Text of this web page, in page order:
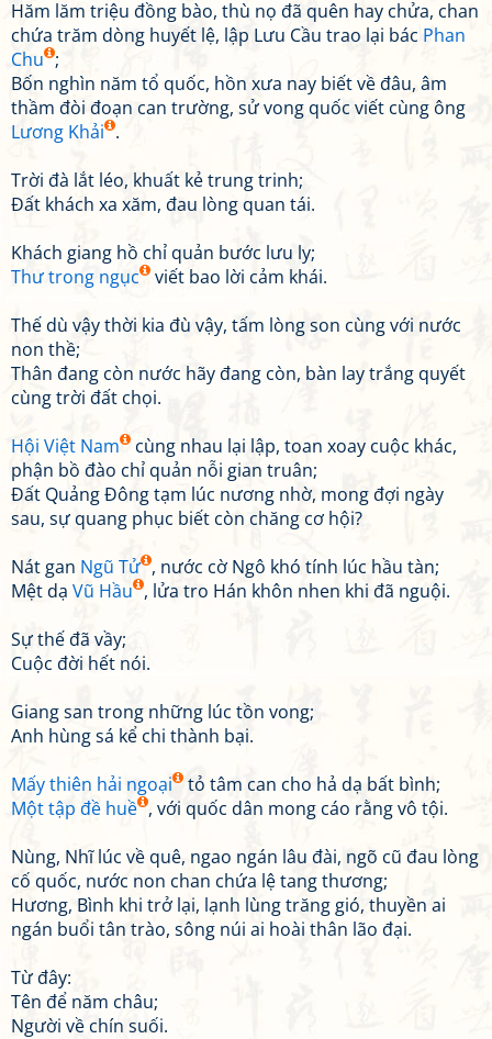
Hăm lăm triệu đồng bào, thù nọ đã quên hay chửa, chan
chứa trăm dòng huyết lệ, lập Lưu Cầu trao lại bác Phan
Chu ;
Bốn nghìn năm tổ quốc, hồn xưa nay biết về đâu, âm
thầm đòi đoạn can trường, sử vong quốc viết cùng ông
Lương Khải .
Trời đà lắt léo, khuất kẻ trung trinh;
Đất khách xa xăm, đau lòng quan tái.
Khách giang hồ chỉ quản bước lưu ly;
Thư trong ngục
viết bao lời cảm khái.
Thế dù vậy thời kia đù vậy, tấm lòng son cùng với nước
non thề;
Thân đang còn nước hãy đang còn, bàn lay trắng quyết
cùng trời đất chọi.
Hội Việt Nam
cùng nhau lại lập, toan xoay cuộc khác,
phận bồ đào chỉ quản nỗi gian truân;
Đất Quảng Đông tạm lúc nương nhờ, mong đợi ngày
sau, sự quang phục biết còn chăng cơ hội?
Nát gan Ngũ Tử , nước cờ Ngô khó tính lúc hầu tàn;
Mệt dạ Vũ Hầu , lửa tro Hán khôn nhen khi đã nguội.
Sự thế đã vầy;
Cuộc đời hết nói.
Giang san trong những lúc tồn vong;
Anh hùng sá kể chi thành bại.
Mấy thiên hải ngoại
tỏ tâm can cho hả dạ bất bình;
Một tập đề huề , với quốc dân mong cáo rằng vô tội.
Nùng, Nhĩ lúc về quê, ngao ngán lâu đài, ngõ cũ đau lòng
cố quốc, nước non chan chứa lệ tang thương;
Hương, Bình khi trở lại, lạnh lùng trăng gió, thuyền ai
ngán buổi tân trào, sông núi ai hoài thân lão đại.
Từ đây:
Tên để năm châu;
Người về chín suối.